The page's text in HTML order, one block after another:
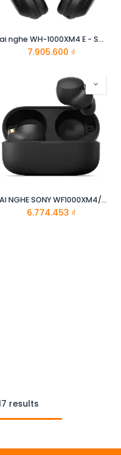
Tai nghe WH-1000XM4 E - Sony
7.905.600 ₫
TAI NGHE SONY WF1000XM4/SME
6.774.453 ₫
results